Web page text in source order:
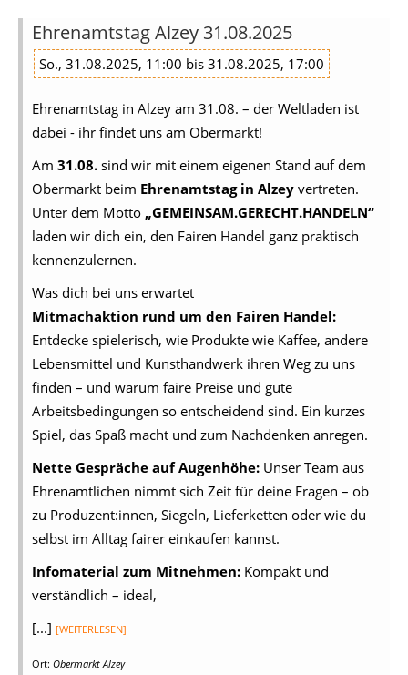
Ehrenamtstag Alzey 31.08.2025
So., 31.08.2025, 11:00 bis 31.08.2025, 17:00
Ehrenamtstag in Alzey am 31.08. – der Weltladen ist
dabei - ihr findet uns am Obermarkt!
Am 31.08. sind wir mit einem eigenen Stand auf dem
Obermarkt beim Ehrenamtstag in Alzey vertreten.
Unter dem Motto „GEMEINSAM.GERECHT.HANDELN“
laden wir dich ein, den Fairen Handel ganz praktisch
kennenzulernen.
Was dich bei uns erwartet
Mitmachaktion rund um den Fairen Handel:
Entdecke spielerisch, wie Produkte wie Kaffee, andere
Lebensmittel und Kunsthandwerk ihren Weg zu uns
finden – und warum faire Preise und gute
Arbeitsbedingungen so entscheidend sind. Ein kurzes
Spiel, das Spaß macht und zum Nachdenken anregen.
Nette Gespräche auf Augenhöhe: Unser Team aus
Ehrenamtlichen nimmt sich Zeit für deine Fragen – ob
zu Produzent:innen, Siegeln, Lieferketten oder wie du
selbst im Alltag fairer einkaufen kannst.
Infomaterial zum Mitnehmen: Kompakt und
verständlich – ideal,
[...] [WEITERLESEN]
Ort: Obermarkt Alzey